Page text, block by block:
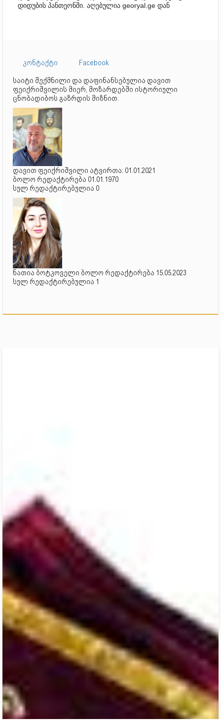
დიდუბის პანთეონში. აღებულია georyal.ge დან
კონტაქტი
Facebook
საიტი შექმნილი და დაფინანსებულია დავით
ფეიქრიშვილის მიერ, მოზარდებში ისტორიული
ცნობადიბოს გაზრდის მიზნით.
დავით ფეიქრიშვილი ატვირთა: 01.01.2021
ბოლო რედაქტირება 01.01.1970
სულ რედაქტირებულია 0
ნათია ბოტკოველი ბოლო რედაქტირება 15.05.2023
სულ რედაქტირებულია 1